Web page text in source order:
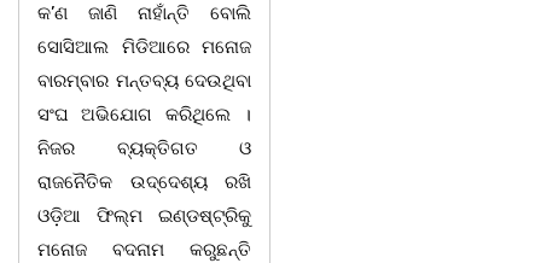
କ’ଣ ଜାଣି ନାହାଁନ୍ତି ବୋଲି
ସୋସିଆଲ ମିଡିଆରେ ମନୋଜ
ବାରମ୍ବାର ମନ୍ତବ୍ୟ ଦେଉଥିବା
ସଂଘ ଅଭିଯୋଗ କରିଥିଲେ ।
ନିଜର ବ୍ୟକ୍ତିଗତ ଓ
ରାଜନୈତିକ ଉଦ୍ଦେଶ୍ୟ ରଖି
ଓଡ଼ିଆ ଫିଲ୍ମ ଇଣ୍ଡଷ୍ଟ୍ରିକୁ
ମନୋଜ ବଦନାମ କରୁଛନ୍ତି